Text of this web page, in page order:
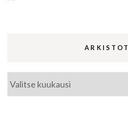
ARKISTOT
Arkistot